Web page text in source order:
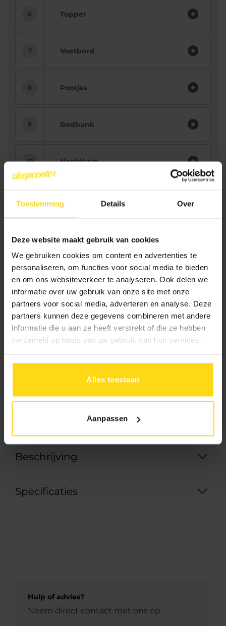
Toestemming Details Over
Deze website maakt gebruik van cookies
We gebruiken cookies om content en advertenties te
personaliseren, om functies voor social media te bieden
en om ons websiteverkeer te analyseren. Ook delen we
informatie over uw gebruik van onze site met onze
partners voor social media, adverteren en analyse. Deze
partners kunnen deze gegevens combineren met andere
informatie die u aan ze heeft verstrekt of die ze hebben
verzameld op basis van uw gebruik van hun services.
Alles toestaan
Aanpassen
Topper
Voetbord
Pootjes
Bedbank
Nachtkast
Uw prijs: 2.195.-
10% aanbetalen
Rest bij levering
In 1 keer betalen
Levertijd:
Toevoegen aan winkelwagen
Beschrijving
Specificaties
Hulp of advies?
Neem direct contact met ons op